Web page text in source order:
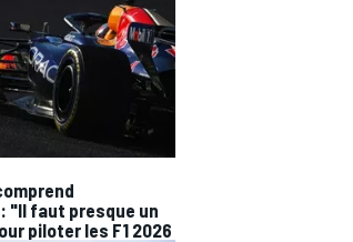
"Il faut presque un
piloter les F1 2026